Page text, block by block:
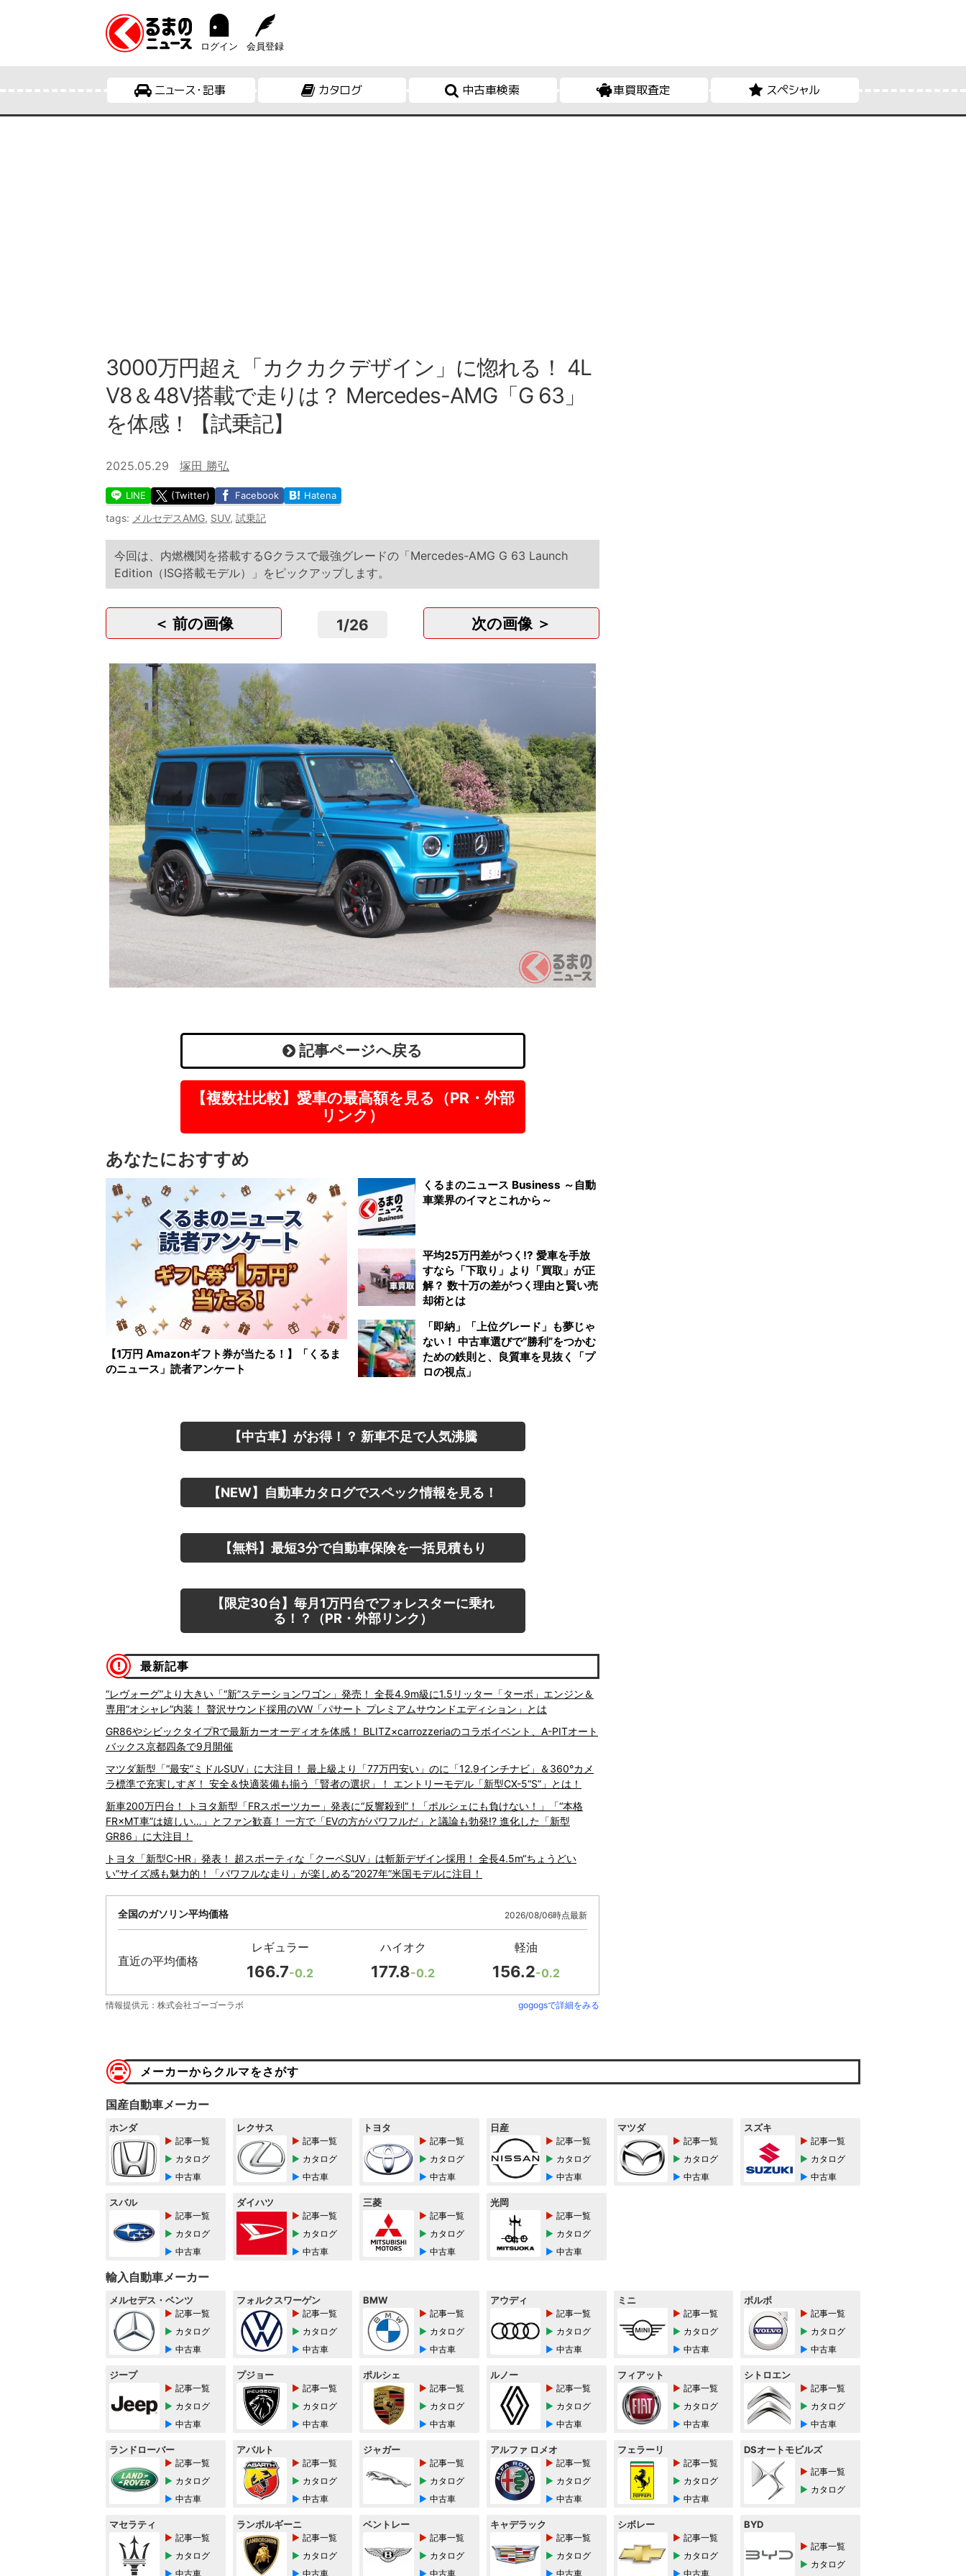
ログイン 会員登録
ニュース・記事 カタログ 中古車検索 車買取査定 スペシャル
3000万円超え「カクカクデザイン」に惚れる！ 4L
V8＆48V搭載で走りは？ Mercedes-AMG「G 63」
を体感！【試乗記】
2025.05.29 塚田 勝弘
LINE (Twitter) Facebook Hatena
tags: メルセデスAMG, SUV, 試乗記
今回は、内燃機関を搭載するGクラスで最強グレードの「Mercedes-AMG G 63 Launch
Edition（ISG搭載モデル）」をピックアップします。
＜ 前の画像 1/26 次の画像 ＞
記事ページへ戻る
【複数社比較】愛車の最高額を見る（PR・外部
リンク）
あなたにおすすめ
【1万円 Amazonギフト券が当たる！】「くるま
のニュース」読者アンケート
くるまのニュース Business ～自動
車業界のイマとこれから～
平均25万円差がつく!? 愛車を手放
すなら「下取り」より「買取」が正
解？ 数十万の差がつく理由と賢い売
却術とは
「即納」「上位グレード」も夢じゃ
ない！ 中古車選びで“勝利”をつかむ
ための鉄則と、良質車を見抜く「プ
ロの視点」
【中古車】がお得！？ 新車不足で人気沸騰
【NEW】自動車カタログでスペック情報を見る！
【無料】最短3分で自動車保険を一括見積もり
【限定30台】毎月1万円台でフォレスターに乗れ
る！？（PR・外部リンク）
最新記事
“レヴォーグ”より大きい「“新”ステーションワゴン」発売！ 全長4.9m級に1.5リッター「ターボ」エンジン＆
専用“オシャレ”内装！ 贅沢サウンド採用のVW「パサート プレミアムサウンドエディション」とは
GR86やシビックタイプRで最新カーオーディオを体感！ BLITZ×carrozzeriaのコラボイベント、A-PITオート
バックス京都四条で9月開催
マツダ新型「“最安”ミドルSUV」に大注目！ 最上級より「77万円安い」のに「12.9インチナビ」＆360°カメ
ラ標準で充実しすぎ！ 安全＆快適装備も揃う「賢者の選択」！ エントリーモデル「新型CX-5“S”」とは！
新車200万円台！ トヨタ新型「FRスポーツカー」発表に“反響殺到”！「ポルシェにも負けない！」「“本格
FR×MT車”は嬉しい…」とファン歓喜！ 一方で「EVの方がパワフルだ」と議論も勃発!? 進化した「新型
GR86」に大注目！
トヨタ「新型C-HR」発表！ 超スポーティな「クーペSUV」は斬新デザイン採用！ 全長4.5m“ちょうどい
い”サイズ感も魅力的！「パワフルな走り」が楽しめる“2027年”米国モデルに注目！
全国のガソリン平均価格 2026/08/06時点最新
直近の平均価格
レギュラー
166.7-0.2
ハイオク
177.8-0.2
軽油
156.2-0.2
情報提供元：株式会社ゴーゴーラボ gogogsで詳細をみる
メーカーからクルマをさがす
国産自動車メーカー
ホンダ
記事一覧
カタログ
中古車
レクサス
記事一覧
カタログ
中古車
トヨタ
記事一覧
カタログ
中古車
日産
記事一覧
カタログ
中古車
マツダ
記事一覧
カタログ
中古車
スズキ
記事一覧
カタログ
中古車
スバル
記事一覧
カタログ
中古車
ダイハツ
記事一覧
カタログ
中古車
三菱
記事一覧
カタログ
中古車
光岡
記事一覧
カタログ
中古車
輸入自動車メーカー
メルセデス・ベンツ
記事一覧
カタログ
中古車
フォルクスワーゲン
記事一覧
カタログ
中古車
BMW
記事一覧
カタログ
中古車
アウディ
記事一覧
カタログ
中古車
ミニ
記事一覧
カタログ
中古車
ボルボ
記事一覧
カタログ
中古車
ジープ
記事一覧
カタログ
中古車
プジョー
記事一覧
カタログ
中古車
ポルシェ
記事一覧
カタログ
中古車
ルノー
記事一覧
カタログ
中古車
フィアット
記事一覧
カタログ
中古車
シトロエン
記事一覧
カタログ
中古車
ランドローバー
記事一覧
カタログ
中古車
アバルト
記事一覧
カタログ
中古車
ジャガー
記事一覧
カタログ
中古車
アルファ ロメオ
記事一覧
カタログ
中古車
フェラーリ
記事一覧
カタログ
中古車
DSオートモビルズ
記事一覧
カタログ
マセラティ
記事一覧
カタログ
中古車
ランボルギーニ
記事一覧
カタログ
中古車
ベントレー
記事一覧
カタログ
中古車
キャデラック
記事一覧
カタログ
中古車
シボレー
記事一覧
カタログ
中古車
BYD
記事一覧
カタログ